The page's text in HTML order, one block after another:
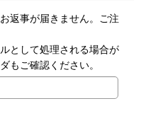
返事が届きません。ご注
として処理される場合が
もご確認ください。